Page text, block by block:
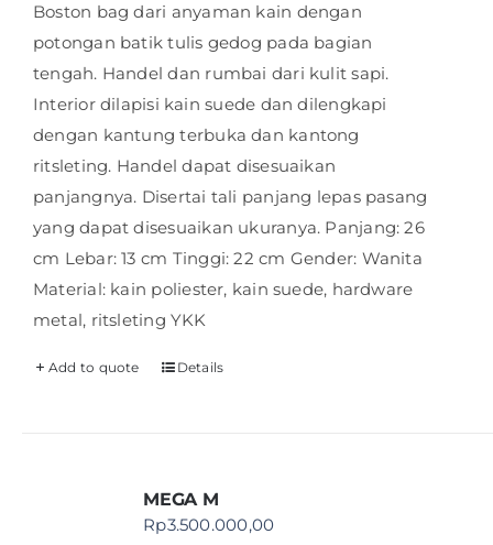
Boston bag dari anyaman kain dengan
potongan batik tulis gedog pada bagian
tengah. Handel dan rumbai dari kulit sapi.
Interior dilapisi kain suede dan dilengkapi
dengan kantung terbuka dan kantong
ritsleting. Handel dapat disesuaikan
panjangnya. Disertai tali panjang lepas pasang
yang dapat disesuaikan ukuranya. Panjang: 26
cm Lebar: 13 cm Tinggi: 22 cm Gender: Wanita
Material: kain poliester, kain suede, hardware
metal, ritsleting YKK
Add to quote Details
MEGA M
Rp3.500.000,00